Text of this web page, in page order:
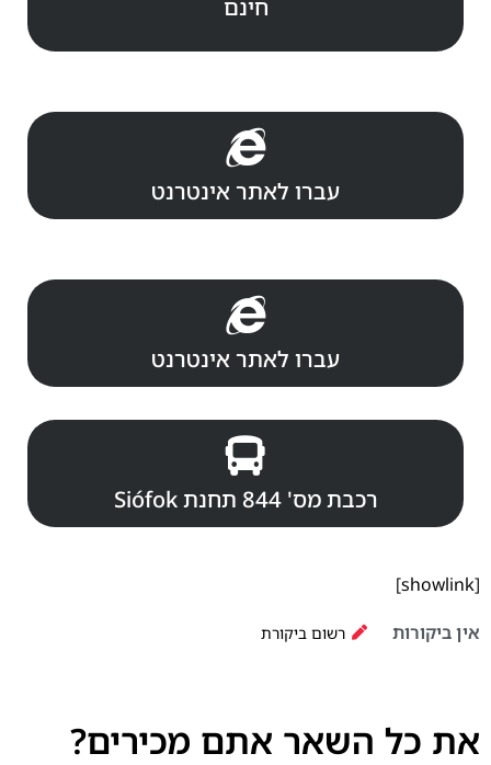
חינם
עברו לאתר אינטרנט
עברו לאתר אינטרנט
רכבת מס' 844 תחנת Siófok
[showlink]
אין ביקורות רשום ביקורת
את כל השאר אתם מכירים?